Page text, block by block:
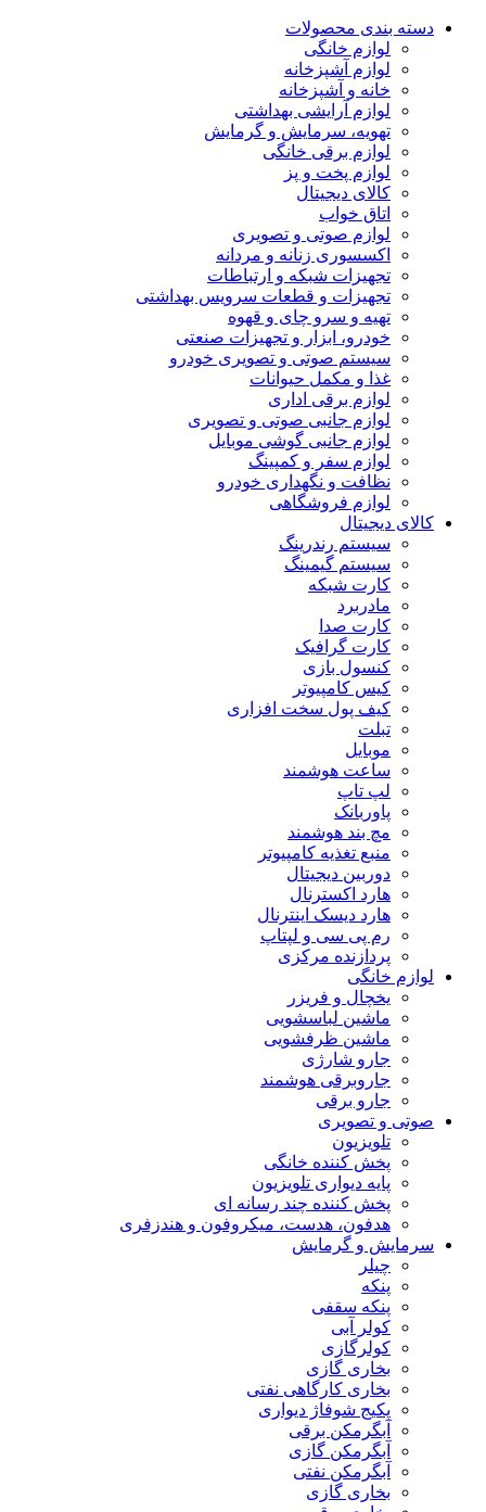
دسته بندی محصولات
لوازم خانگی
لوازم آشپزخانه
خانه و آشپزخانه
لوازم آرایشی بهداشتی
تهویه، سرمایش و گرمایش
لوازم برقی خانگی
لوازم پخت و پز
کالای دیجیتال
اتاق خواب
لوازم صوتی و تصویری
اکسسوری زنانه و مردانه
تجهیزات شبکه و ارتباطات
تجهیزات و قطعات سرویس بهداشتی
تهیه و سرو چای و قهوه
خودرو، ابزار و تجهیزات صنعتی
سیستم صوتی و تصویری خودرو
غذا و مکمل حیوانات
لوازم برقی اداری
لوازم جانبی صوتی و تصویری
لوازم جانبی گوشی موبایل
لوازم سفر و کمپینگ
نظافت و نگهداری خودرو
لوازم فروشگاهی
کالای دیجیتال
سیستم رندرینگ
سیستم گیمینگ
کارت شبکه
مادربرد
کارت صدا
کارت گرافیک
کنسول بازی
کیس کامپیوتر
کیف پول سخت افزاری
تبلت
موبایل
ساعت هوشمند
لپ تاپ
پاوربانک
مچ بند هوشمند
منبع تغذیه کامپیوتر
دوربین دیجیتال
هارد اکسترنال
هارد دیسک اینترنال
رم پی سی و لپتاپ
پردازنده مرکزی
لوازم خانگی
یخچال و فریزر
ماشین لباسشویی
ماشین ظرفشویی
جارو شارژی
جاروبرقی هوشمند
جارو برقی
صوتی و تصویری
تلویزیون
پخش کننده خانگی
پایه دیواری تلویزیون
پخش کننده چند رسانه ای
هدفون، هدست، میکروفون و هندزفری
سرمایش و گرمایش
چیلر
پنکه
پنکه سقفی
کولر آبی
کولرگازی
بخاری گازی
بخاری کارگاهی نفتی
پکیج شوفاژ دیواری
آبگرمکن برقی
آبگرمکن گازی
آبگرمکن نفتی
بخاری گازی